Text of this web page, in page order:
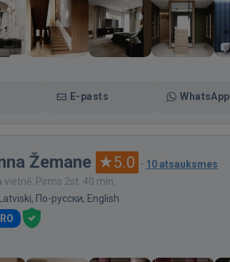
E-pasts WhatsApp
Žemane 5.0 · 10 atsauksmes
vietnē: Pirms 2st. 40 min.
Latviski, По-русски, English